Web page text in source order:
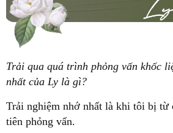
Trải qua quá trình phỏng vấn khốc
nhất của Ly là gì?
Trải nghiệm nhớ nhất là khi tôi bị từ
tiên phỏng vấn.